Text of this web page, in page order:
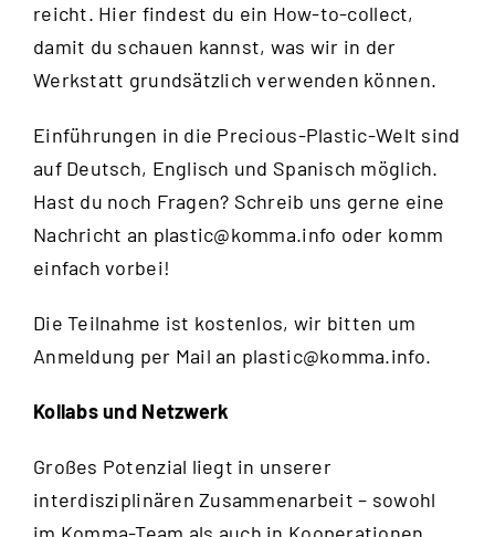
reicht. Hier findest du ein How-to-collect,
damit du schauen kannst, was wir in der
Werkstatt grundsätzlich verwenden können.
Einführungen in die Precious-Plastic-Welt sind
auf Deutsch, Englisch und Spanisch möglich.
Hast du noch Fragen? Schreib uns gerne eine
Nachricht an plastic@komma.info oder komm
einfach vorbei!
Die Teilnahme ist kostenlos, wir bitten um
Anmeldung per Mail an plastic@komma.info.
Kollabs und Netzwerk
Großes Potenzial liegt in unserer
interdisziplinären Zusammenarbeit – sowohl